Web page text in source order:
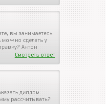
вы занимаетесь
сделать у
Антон
Смотреть ответ
диплом.
рассчитывать?